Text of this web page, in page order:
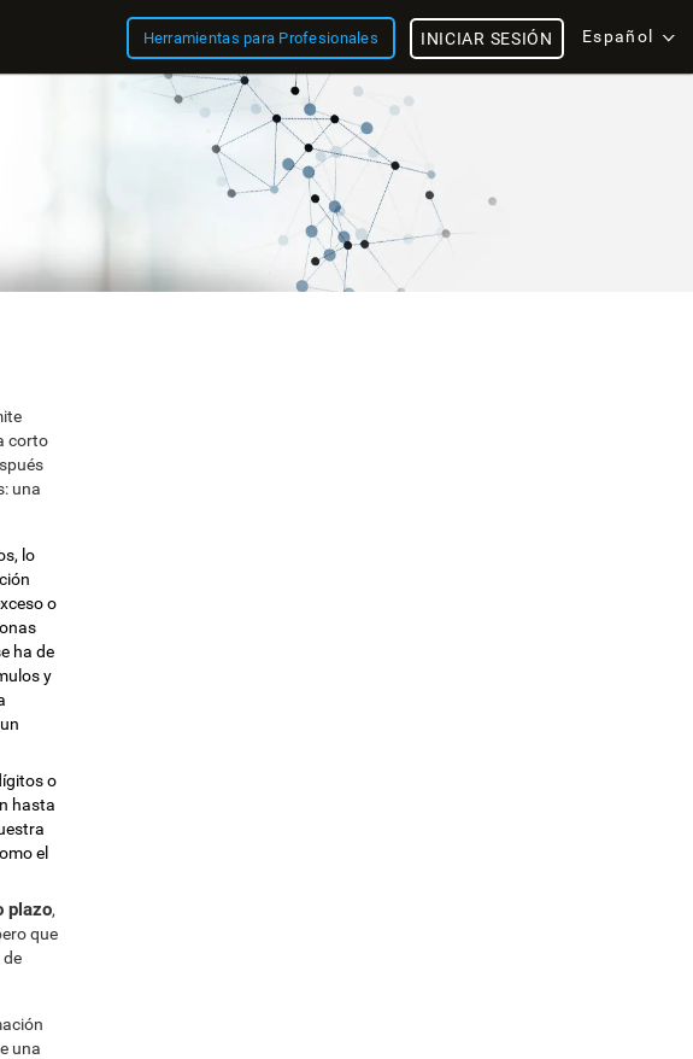
Herramientas para Profesionales Español
INICIAR SESIÓN
corto
una
lo
o
ha de
y
o
hasta
el
plazo,
que
de
una